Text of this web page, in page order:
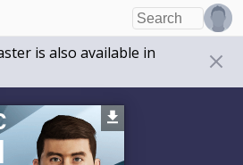
is also available in